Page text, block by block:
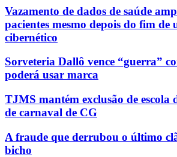
Vazamento de dados de saúde
pacientes mesmo depois do fim de
cibernético
Sorveteria Dallô vence “guerra”
poderá usar marca
TJMS mantém exclusão de escola
de carnaval de CG
A fraude que derrubou o último
bicho